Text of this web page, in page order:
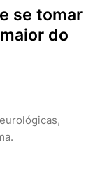
se tomar
do